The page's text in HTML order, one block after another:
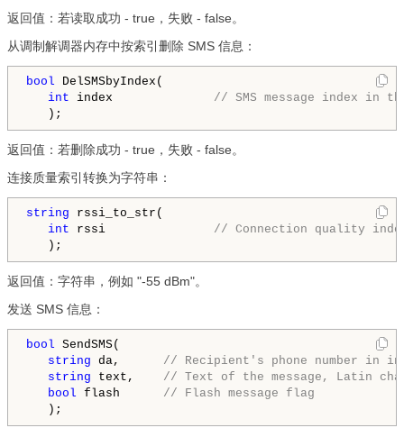
返回值：若读取成功 - true，失败 - false。
从调制解调器内存中按索引删除 SMS 信息：
bool DelSMSbyIndex(
int index // SMS message index in the
返回值：若删除成功 - true，失败 - false。
连接质量索引转换为字符串：
string rssi_to_str(
int rssi
// Connection quality
返回值：字符串，例如 "-55 dBm"。
发送 SMS 信息：
bool SendSMS(
string da, // Recipient's phone number in
string text, // Text of the message, Latin
bool flash // Flash message flag